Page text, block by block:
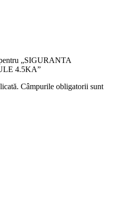
„SIGURANTA
4.5KA”
Câmpurile obligatorii sunt